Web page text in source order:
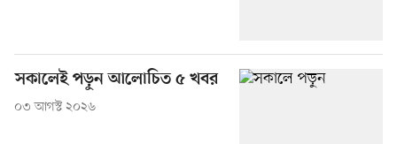
সকালেই পড়ুন আলোচিত ৫ খবর
০৩ আগস্ট ২০২৬